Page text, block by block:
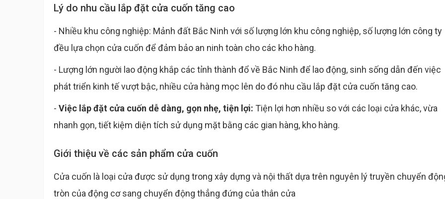
Lý do nhu cầu lắp đặt cửa cuốn tăng cao
- Nhiều khu công nghiệp: Mảnh đất Bắc Ninh với số lượng lớn khu công nghiệp, số lượng lớn công ty
đều lựa chọn cửa cuốn để đảm bảo an ninh toàn cho các kho hàng.
- Lượng lớn người lao động khắp các tỉnh thành đổ về Bắc Ninh để lao động, sinh sống dẫn đến việc
phát triển kinh tế vượt bậc, nhiều cửa hàng mọc lên do đó nhu cầu lắp đặt cửa cuốn tăng cao.
- Việc lắp đặt cửa cuốn dễ dàng, gọn nhẹ, tiện lợi: Tiện lợi hơn nhiều so với các loại cửa khác, vừa
nhanh gọn, tiết kiệm diện tích sử dụng mặt bằng các gian hàng, kho hàng.
Giới thiệu về các sản phẩm cửa cuốn
Cửa cuốn là loại cửa được sử dụng trong xây dựng và nội thất dựa trên nguyên lý truyền chuyển
tròn của động cơ sang chuyển động thẳng đứng của thân cửa